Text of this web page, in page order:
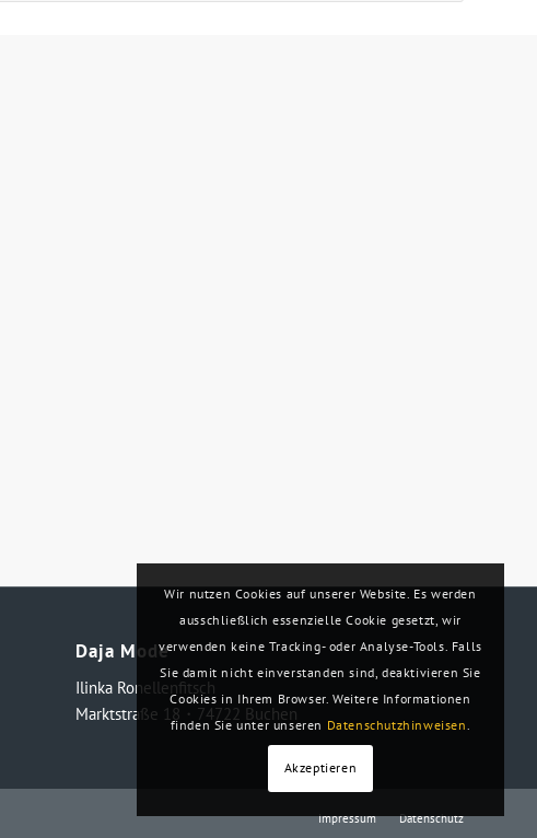
Daja Mode
Ilinka Ronellenfitsch
Marktstraße 18・74722 Buchen
Impressum Datenschutz
Wir nutzen Cookies auf unserer Website. Es werden
ausschließlich essenzielle Cookie gesetzt, wir
verwenden keine Tracking- oder Analyse-Tools. Falls
Sie damit nicht einverstanden sind, deaktivieren Sie
Cookies in Ihrem Browser. Weitere Informationen
finden Sie unter unseren Datenschutzhinweisen.
Akzeptieren